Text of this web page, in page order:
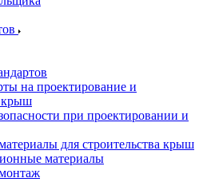
на проектирование и
крыш
при проектировании и
для строительства крыш
материалы